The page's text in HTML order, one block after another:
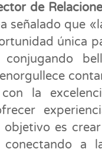
de
señalado que
única
la
objetivo es
a